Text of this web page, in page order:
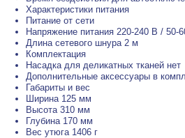
Характеристики питания
Питание от сети
Напряжение питания 220-240 В / 50-
Длина сетевого шнура 2 м
Комплектация
Насадка для деликатных тканей нет
Дополнительные аксессуары в
Габариты и вес
Ширина 125 мм
Высота 310 мм
Глубина 170 мм
Вес утюга 1406 г